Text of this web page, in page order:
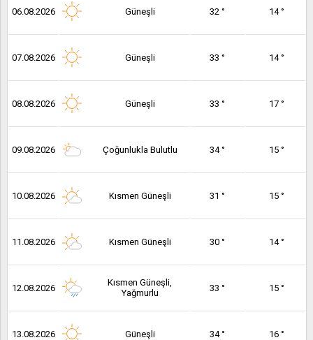
06.08.2026 Güneşli 32 ° 14 °
07.08.2026 Güneşli 33 ° 14 °
08.08.2026 Güneşli 33 ° 17 °
09.08.2026 Çoğunlukla Bulutlu 34 ° 15 °
10.08.2026 Kısmen Güneşli 31 ° 15 °
11.08.2026 Kısmen Güneşli 30 ° 14 °
12.08.2026
Kısmen Güneşli,
Yağmurlu
33 ° 15 °
13.08.2026 Güneşli 34 ° 16 °